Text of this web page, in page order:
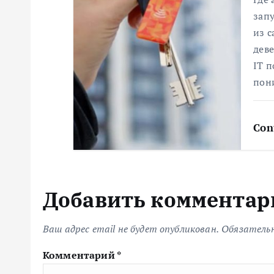
из
IT
Добавить
Ваш адрес email не будет опубликован.
Комментарий*